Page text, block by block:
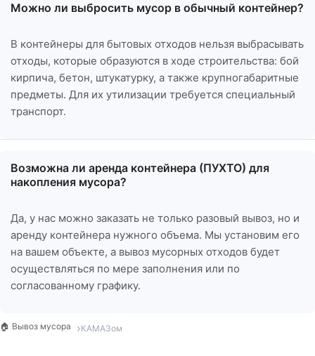
Можно ли выбросить мусор в обычный контейнер?
В контейнеры для бытовых отходов нельзя выбрасывать
отходы, которые образуются в ходе строительства: бой
кирпича, бетон, штукатурку, а также крупногабаритные
предметы. Для их утилизации требуется специальный
транспорт.
Возможна ли аренда контейнера (ПУХТО) для
накопления мусора?
Да, у нас можно заказать не только разовый вывоз, но и
аренду контейнера нужного объема. Мы установим его
на вашем объекте, а вывоз мусорных отходов будет
осуществляться по мере заполнения или по
согласованному графику.
🏠 Вывоз мусора КАМАЗом